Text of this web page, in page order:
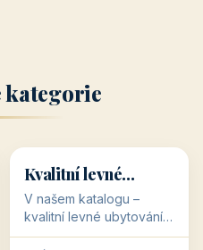
kategorie
💰
💰
34 objektů
Kvalitní levné
ubytování
V našem katalogu –
kvalitní levné ubytování –
jsou pro Vás připraveny